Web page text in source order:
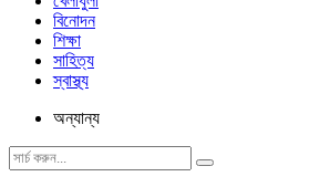
বিনোদন
শিক্ষা
সাহিত্য
স্বাস্থ্য
অন্যান্য